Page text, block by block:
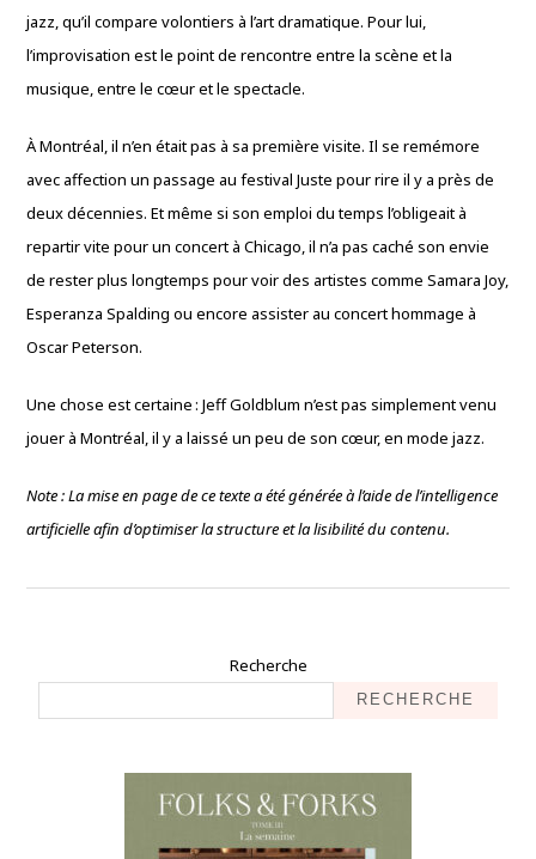
jazz, qu’il compare volontiers à l’art dramatique. Pour lui,
l’improvisation est le point de rencontre entre la scène et la
musique, entre le cœur et le spectacle.
À Montréal, il n’en était pas à sa première visite. Il se remémore
avec affection un passage au festival Juste pour rire il y a près de
deux décennies. Et même si son emploi du temps l’obligeait à
repartir vite pour un concert à Chicago, il n’a pas caché son envie
de rester plus longtemps pour voir des artistes comme Samara Joy,
Esperanza Spalding ou encore assister au concert hommage à
Oscar Peterson.
Une chose est certaine : Jeff Goldblum n’est pas simplement venu
jouer à Montréal, il y a laissé un peu de son cœur, en mode jazz.
Note : La mise en page de ce texte a été générée à l’aide de l’intelligence
artificielle afin d’optimiser la structure et la lisibilité du contenu.
Recherche
RECHERCHE